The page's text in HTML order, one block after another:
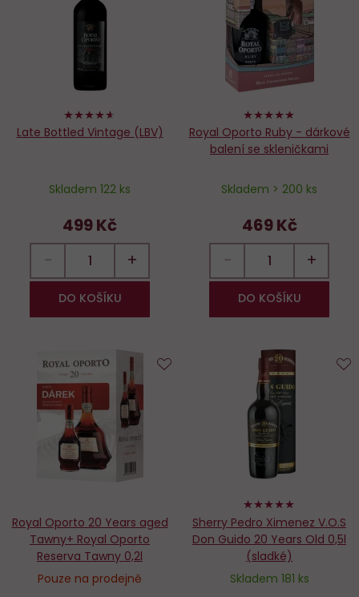
92%
Late Bottled Vintage (LBV)
Skladem 122 ks
499 Kč
− +
DO KOŠÍKU
oblíbených
96%
Royal Oporto Ruby - dárkové
balení se skleničkami
Skladem > 200 ks
469 Kč
− +
DO KOŠÍKU
Royal Oporto 20 Years aged
Tawny+ Royal Oporto
Reserva Tawny 0,2l
Pouze na prodejně
100%
Sherry Pedro Ximenez V.O.S
Don Guido 20 Years Old 0,5l
(sladké)
Skladem 181 ks